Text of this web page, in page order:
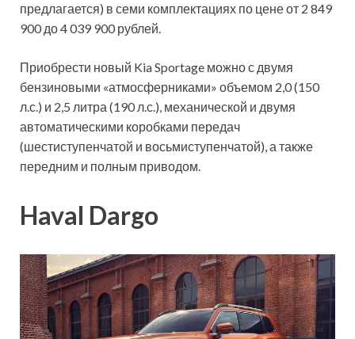
предлагается) в семи комплектациях по цене от 2 849
900 до 4 039 900 рублей.
Приобрести новый Kia Sportage можно с двумя
бензиновыми «атмосферниками» объемом 2,0 (150
л.с.) и 2,5 литра (190 л.с.), механической и двумя
автоматическими коробками передач
(шестиступенчатой и восьмиступенчатой), а также
передним и полным приводом.
Haval Dargo